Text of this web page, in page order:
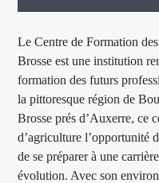
Le Centre de Formation
Brosse est une institution
formation des futurs
la pittoresque région de
Brosse prés d’Auxerre, ce
d’agriculture l’opportunité
de se préparer à une
évolution. Avec son